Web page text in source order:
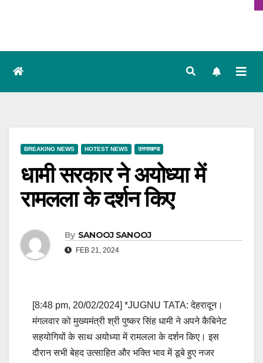
BREAKING NEWS HOTEST NEWS उत्तराखण्ड
धामी सरकार ने अयोध्या में
रामलला के दर्शन किए
By SANOOJ SANOOJ
FEB 21, 2024
[8:48 pm, 20/02/2024] *JUGNU TATA: देहरादून।
मंगलवार को मुख्यमंत्री श्री पुष्कर सिंह धामी ने अपने कैबिनेट
सहयोगियों के साथ अयोध्या में रामलला के दर्शन किए। इस
दौरान सभी बेहद उत्साहित और भक्ति भाव में डूबे हुए नजर